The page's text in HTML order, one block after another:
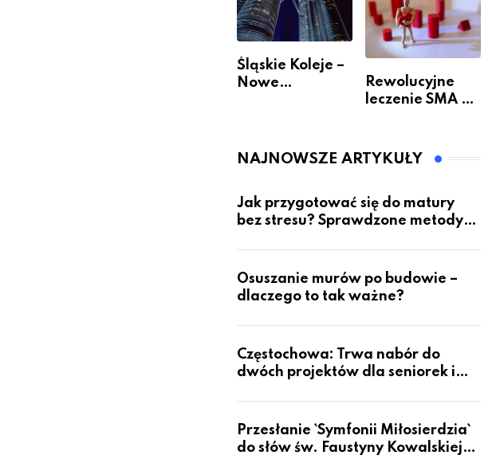
Śląskie Koleje –
Nowe
Rewolucyjne
leczenie SMA –
pacjentów?
NAJNOWSZE ARTYKUŁY
Jak przygotować się do matury
bez stresu? Sprawdzone metody
Osuszanie murów po budowie –
dlaczego to tak ważne?
Częstochowa: Trwa nabór do
dwóch projektów dla seniorek i
Przesłanie `Symfonii Miłosierdzia`
do słów św. Faustyny Kowalskiej